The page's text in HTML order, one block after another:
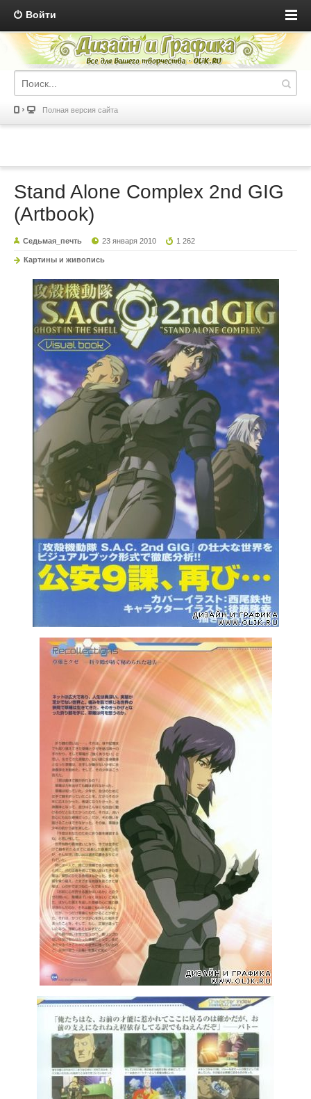
Войти
Полная версия сайта
Stand Alone Complex 2nd GIG
(Artbook)
Седьмая_печть 23 января 2010 1 262
Картины и живопись